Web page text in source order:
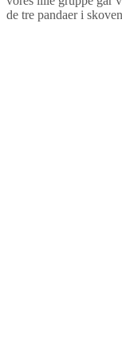
de tre pandaer i